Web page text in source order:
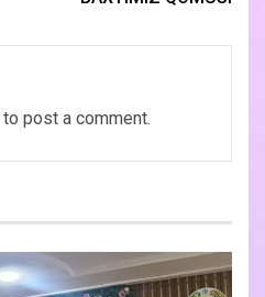
to post a comment.